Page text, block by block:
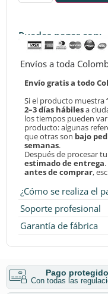
Puedes pagar con:
Envíos a toda
Envío gratis a todo
Si el producto muestra
2–3 días hábilesa
los tiempos pueden
producto: algunas
que otras son bajo
semanas.
Después de procesar
estimado de entrega
antes de comprar,
¿Cómo se realiza el
Soporte profesional
Garantía de fábrica
Pago protegido
Con todas las